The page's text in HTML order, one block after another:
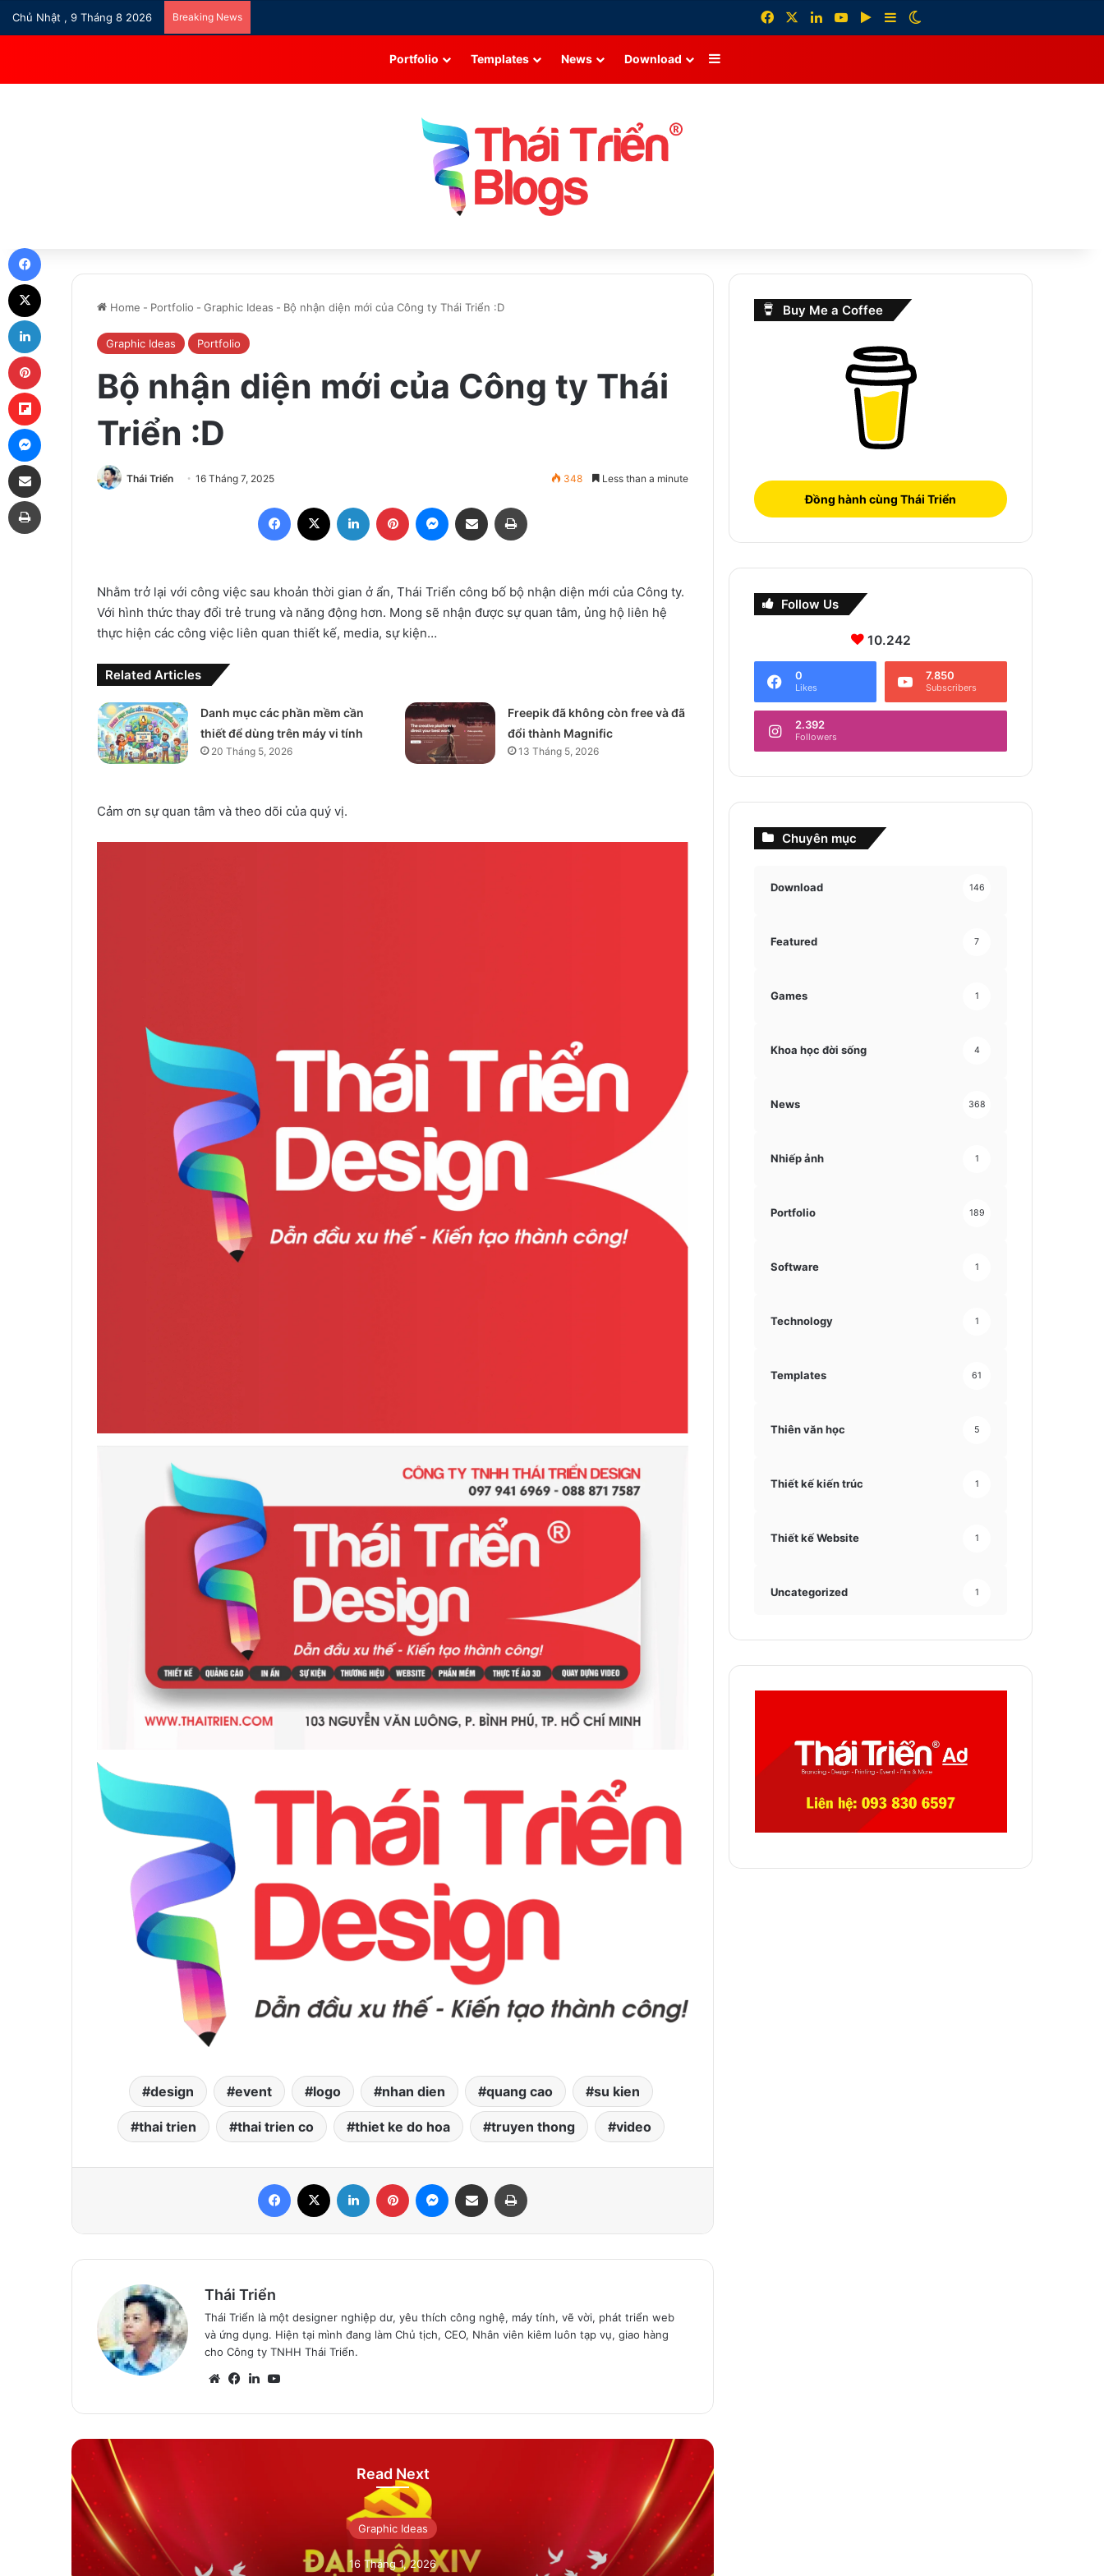
Chủ Nhật , 9 Tháng 8 2026 Breaking News FacebookLinkedInYouTubeGoogle Play
Sidebar
Portfolio Templates News Download Sidebar
Home - Portfolio - Graphic Ideas - Bộ nhận diện mới của Công ty Thái Triển :D
Graphic Ideas Portfolio
Bộ nhận diện mới của Công ty Thái
Triển :D
Thái Triển 16 Tháng 7, 2025 348 Less than a minute
Facebook LinkedIn Pinterest Messenger
Share via Email
Nhằm trở lại với công việc sau khoản thời gian ở ẩn, Thái Triển công bố bộ nhận diện mới của Công ty.
Với hình thức thay đổi trẻ trung và năng động hơn. Mong sẽ nhận được sự quan tâm, ủng hộ liên hệ
thực hiện các công việc liên quan thiết kế, media, sự kiện…
Related Articles
Danh mục các phần mềm cần
thiết để dùng trên máy vi tính
20 Tháng 5, 2026
Freepik đã không còn free và đã
đổi thành Magnific
13 Tháng 5, 2026
Cảm ơn sự quan tâm và theo dõi của quý vị.
design event logo nhan dien quang cao su kien
thai trien thai trien co thiet ke do hoa truyen thong video
Facebook LinkedIn Pinterest Messenger
Share via Email
Thái Triển
Thái Triển là một designer nghiệp dư, yêu thích công nghệ, máy tính, vẽ vời, phát triển web
và ứng dụng. Hiện tại mình đang làm Chủ tịch, CEO, Nhân viên kiêm luôn tạp vụ, giao hàng
cho Công ty TNHH Thái Triển.
WebsiteFacebook
LinkedIn
Read Next
Graphic Ideas
16 Tháng 1, 2026
Buy Me a Coffee
Đồng hành cùng Thái Triển
Follow Us
10.242
0
Likes
7.850
Subscribers
2.392
Followers
Chuyên mục
Download 146
Featured 7
Games 1
Khoa học đời sống 4
News 368
Nhiếp ảnh 1
Portfolio 189
Software 1
Technology 1
Templates 61
Thiên văn học 5
Thiết kế kiến trúc 1
Thiết kế Website 1
Uncategorized 1
Messenger